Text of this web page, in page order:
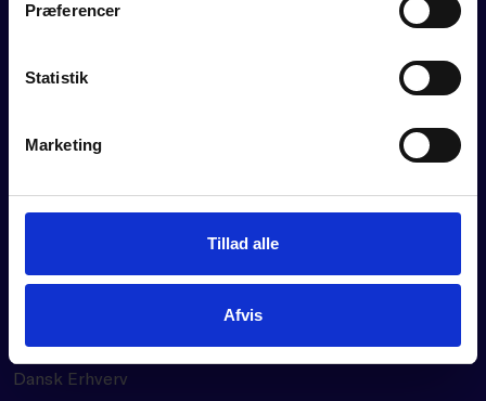
Præferencer
Statistik
Marketing
Tillad alle
Afvis
BLIV MEDLEM
Brancheforeninger
Nyheder og presse
Dansk Erhverv